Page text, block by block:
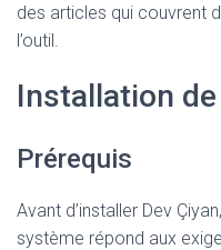
des articles qui couvrent
l’outil.
Installation de
Prérequis
Avant d’installer Dev
système répond aux